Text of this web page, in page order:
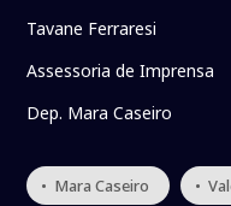
Tavane Ferraresi
Assessoria de Imprensa
Dep. Mara Caseiro
• Mara Caseiro •